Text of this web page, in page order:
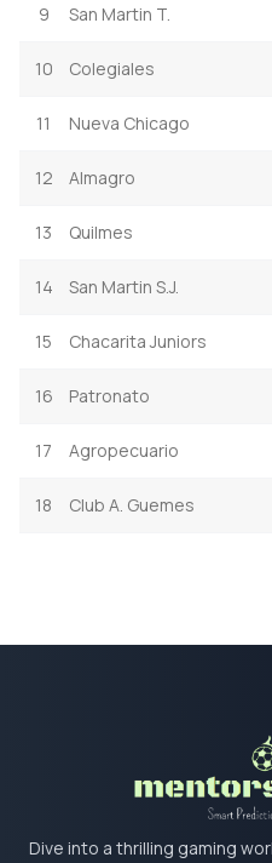
9 San Martin T.
10 Colegiales
11 Nueva Chicago
12 Almagro
13 Quilmes
14 San Martin S.J.
15 Chacarita Juniors
16 Patronato
17 Agropecuario
18 Club A. Guemes
Dive into a thrilling gaming